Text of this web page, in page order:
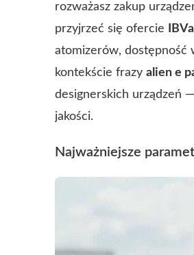
rozważasz zakup
przyjrzeć się ofercie
atomizerów, dostępność
kontekście frazy alien e
designerskich urządzeń —
jakości.
Najważniejsze